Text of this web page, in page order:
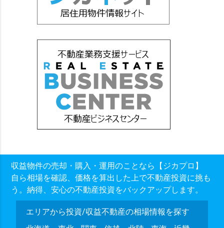
収益物件の売却・購入・運用のことなら【ジカプロ】
自ら相場を確認、価格を算出した上で不動産投資に挑も
う。納得、安心の不動産投資をバックアップします。
エリアから投資/収益不動産の相場情報を探す